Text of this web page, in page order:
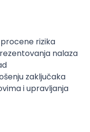
rizika
nalaza
zaključaka
i upravljanja